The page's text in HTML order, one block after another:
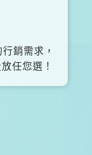
銷需求，
任您選！